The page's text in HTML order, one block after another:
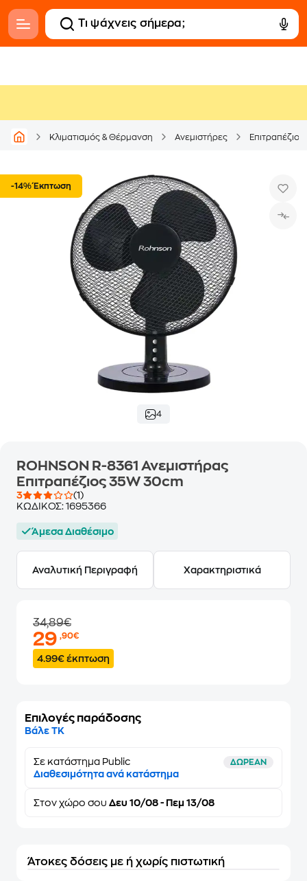
Κλιματισμός & Θέρμανση Ανεμιστήρες Επιτραπέζιοι
-14% Έκπτωση
4
ROHNSON R-8361 Ανεμιστήρας
Επιτραπέζιος 35W 30cm
3
(1)
ΚΩΔΙΚΟΣ: 1695366
Άμεσα Διαθέσιμο
Αναλυτική Περιγραφή Χαρακτηριστικά
34,89€
29,90€
4.99€ έκπτωση
Επιλογές παράδοσης
Βάλε ΤΚ
Σε κατάστημα Public ΔΩΡΕΑΝ
Διαθεσιμότητα ανά κατάστημα
Στον χώρο σου Δευ 10/08 - Πεμ 13/08
Άτοκες δόσεις με ή χωρίς πιστωτική